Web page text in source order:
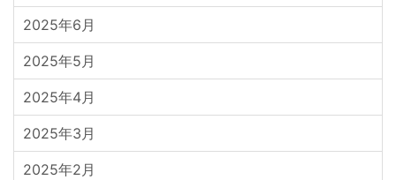
2025年6月
2025年5月
2025年4月
2025年3月
2025年2月